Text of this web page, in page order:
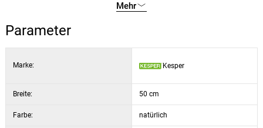
Mehr
Parameter
Marke: Kesper
Breite: 50 cm
Farbe: natürlich